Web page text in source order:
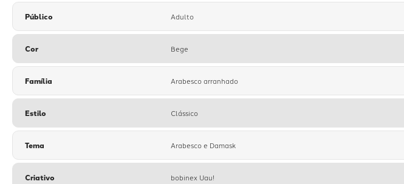
Público Adulto
Cor Bege
Família Arabesco arranhado
Estilo Clássico
Tema Arabesco e Damask
Criativo bobinex Uau!